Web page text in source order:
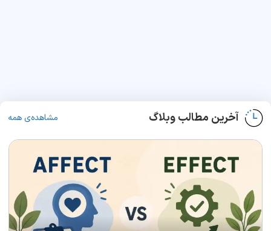
آخرین مطالب وبلاگ مشاهده‌ی همه